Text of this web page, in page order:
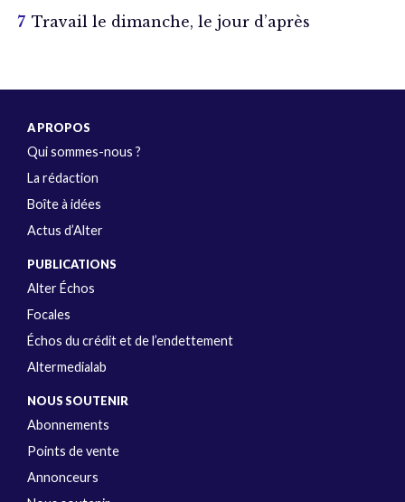
Travail le dimanche, le jour d’après
A PROPOS
Qui sommes-nous ?
La rédaction
Boîte à idées
Actus d’Alter
PUBLICATIONS
Alter Échos
Focales
Échos du crédit et de l’endettement
Altermedialab
NOUS SOUTENIR
Abonnements
Points de vente
Annonceurs